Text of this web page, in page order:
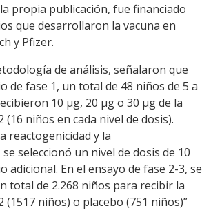
propia publicación, fue financiado
que desarrollaron la vacuna en
y Pfizer.
de análisis, señalaron que
de fase 1, un total de 48 niños de 5 a
10 μg, 20 μg o 30 μg de la
(16 niños en cada nivel de dosis).
reactogenicidad y la
seleccionó un nivel de dosis de 10
adicional. En el ensayo de fase 2-3, se
total de 2.268 niños para recibir la
(1517 niños) o placebo (751 niños)”